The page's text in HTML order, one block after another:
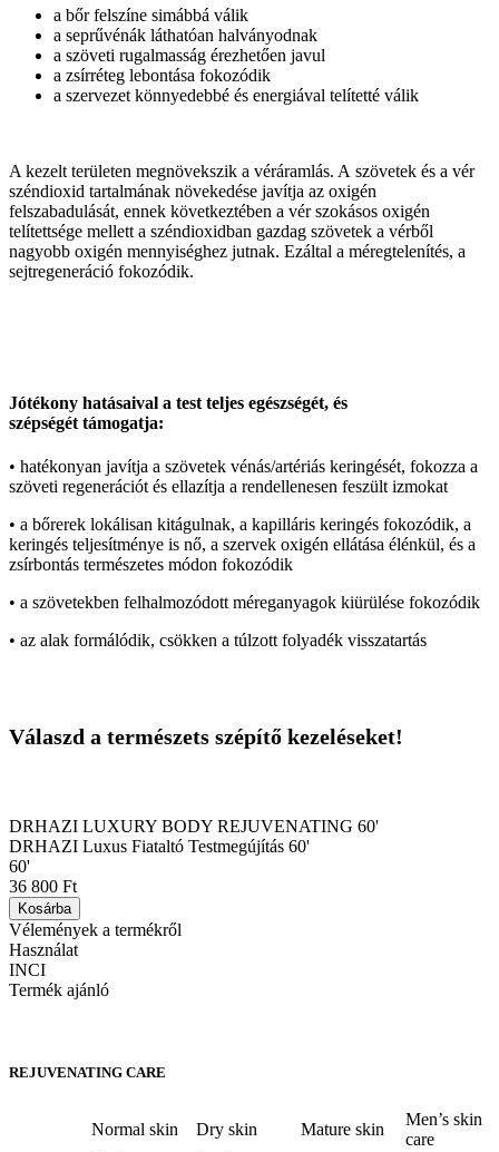
a bőr felszíne simábbá válik
a seprűvénák láthatóan halványodnak
a szöveti rugalmasság érezhetően javul
a zsírréteg lebontása fokozódik
a szervezet könnyedebbé és energiával telítetté válik
A kezelt területen megnövekszik a véráramlás. A szövetek és a vér
széndioxid tartalmának növekedése javítja az oxigén
felszabadulását, ennek következtében a vér szokásos oxigén
telítettsége mellett a széndioxidban gazdag szövetek a vérből
nagyobb oxigén mennyiséghez jutnak. Ezáltal a méregtelenítés, a
sejtregeneráció fokozódik.
Jótékony hatásaival a test teljes egészségét, és
szépségét támogatja:
• hatékonyan javítja a szövetek vénás/artériás keringését, fokozza a
szöveti regenerációt és ellazítja a rendellenesen feszült izmokat
• a bőrerek lokálisan kitágulnak, a kapilláris keringés fokozódik, a
keringés teljesítménye is nő, a szervek oxigén ellátása élénkül, és a
zsírbontás természetes módon fokozódik
• a szövetekben felhalmozódott méreganyagok kiürülése fokozódik
• az alak formálódik, csökken a túlzott folyadék visszatartás
Válaszd a természets szépítő kezeléseket!
DRHAZI LUXURY BODY REJUVENATING 60'
DRHAZI Luxus Fiataltó Testmegújítás 60'
60'
36 800 Ft
Kosárba
Vélemények a termékről
Használat
INCI
Termék ajánló
REJUVENATING CARE
Normal skin Dry skin Mature skin
Men’s skin
care